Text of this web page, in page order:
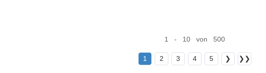
1 - 10 von 500
1 2 3 4 5 ❯ ❯❯